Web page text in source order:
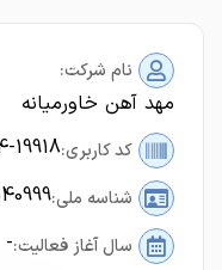
نام شرکت:
مهد آهن خاورمیانه
کد کاربری:19918
شناسه ملی:
سال آغاز فعالیت:-